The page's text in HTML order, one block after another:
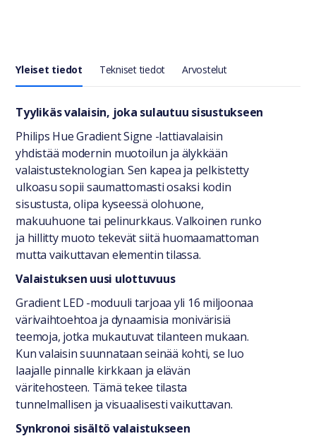
Yleiset tiedot Tekniset tiedot Arvostelut
Yleiset tiedot
Tyylikäs valaisin, joka sulautuu sisustukseen
Philips Hue Gradient Signe -lattiavalaisin
yhdistää modernin muotoilun ja älykkään
valaistusteknologian. Sen kapea ja pelkistetty
ulkoasu sopii saumattomasti osaksi kodin
sisustusta, olipa kyseessä olohuone,
makuuhuone tai pelinurkkaus. Valkoinen runko
ja hillitty muoto tekevät siitä huomaamattoman
mutta vaikuttavan elementin tilassa.
Valaistuksen uusi ulottuvuus
Gradient LED -moduuli tarjoaa yli 16 miljoonaa
värivaihtoehtoa ja dynaamisia monivärisiä
teemoja, jotka mukautuvat tilanteen mukaan.
Kun valaisin suunnataan seinää kohti, se luo
laajalle pinnalle kirkkaan ja elävän
väritehosteen. Tämä tekee tilasta
tunnelmallisen ja visuaalisesti vaikuttavan.
Synkronoi sisältö valaistukseen